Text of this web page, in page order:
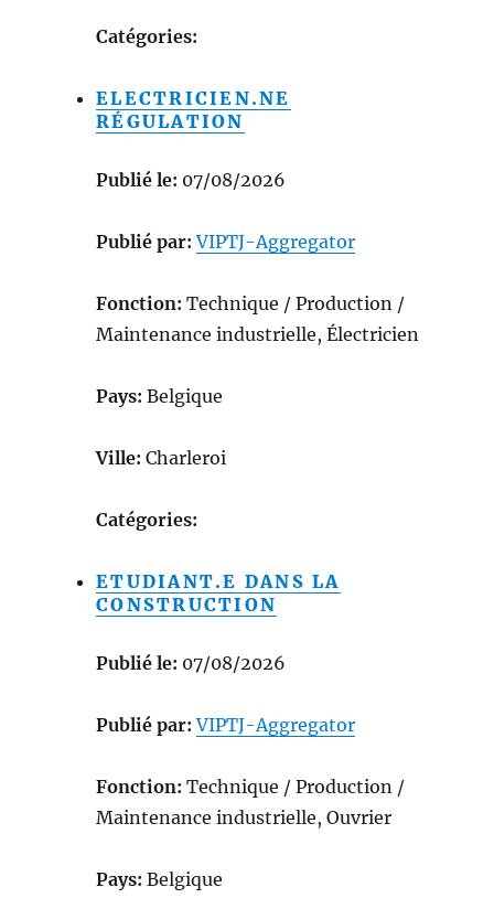
Catégories:
ELECTRICIEN.NE
RÉGULATION
Publié le: 07/08/2026
Publié par: VIPTJ-Aggregator
Fonction: Technique / Production /
Maintenance industrielle, Électricien
Pays: Belgique
Ville: Charleroi
Catégories:
ETUDIANT.E DANS LA
CONSTRUCTION
Publié le: 07/08/2026
Publié par: VIPTJ-Aggregator
Fonction: Technique / Production /
Maintenance industrielle, Ouvrier
Pays: Belgique